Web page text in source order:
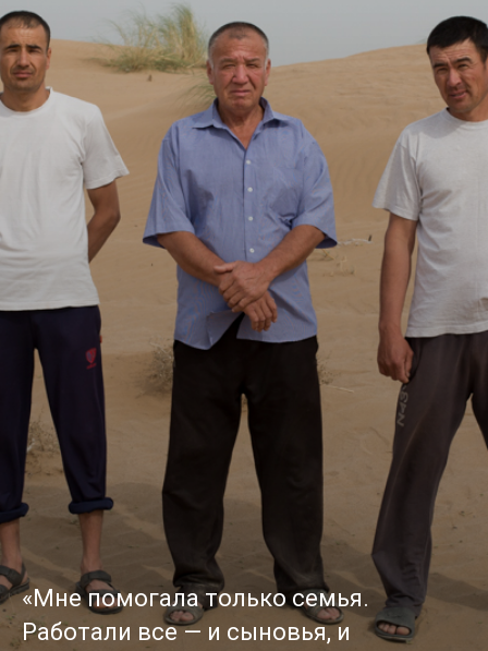
«Мне помогала только семья.
Работали все — и сыновья, и